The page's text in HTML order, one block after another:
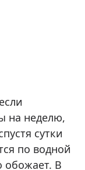
на неделю,
сутки
по водной
обожает. В